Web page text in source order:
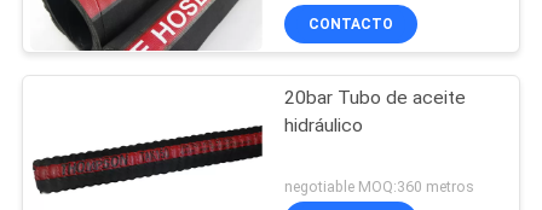
CONTACTO
20bar Tubo de aceite
hidráulico
negotiable MOQ:360 metros